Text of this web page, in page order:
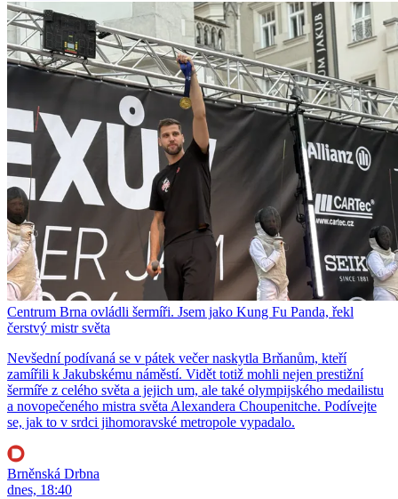
Centrum Brna ovládli šermíři. Jsem jako Kung Fu Panda, řekl
čerstvý mistr světa
Nevšední podívaná se v pátek večer naskytla Brňanům, kteří
zamířili k Jakubskému náměstí. Vidět totiž mohli nejen prestižní
šermíře z celého světa a jejich um, ale také olympijského medailistu
a novopečeného mistra světa Alexandera Choupenitche. Podívejte
se, jak to v srdci jihomoravské metropole vypadalo.
Brněnská Drbna
dnes, 18:40